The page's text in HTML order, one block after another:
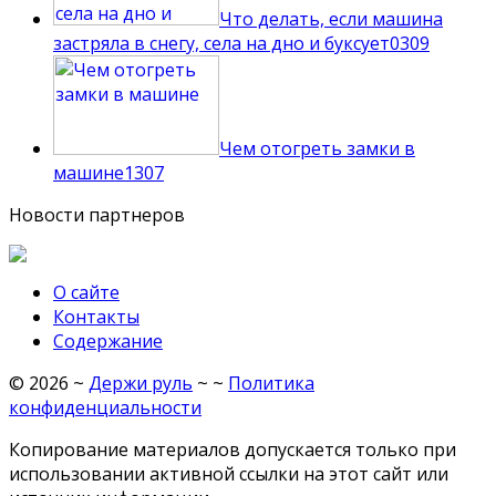
Что делать, если машина
застряла в снегу, села на дно и буксует0309
Чем отогреть замки в
машине1307
Новости партнеров
О сайте
Контакты
Содержание
© 2026 ~ Держи руль ~ ~ Политика
конфиденциальности
Копирование материалов допускается только при
использовании активной ссылки на этот сайт или